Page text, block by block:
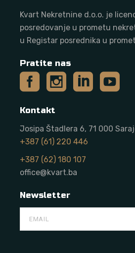
Kvart Nekretnine d.o.o. je
posredovanje u prometu
u Registar posrednika u
Pratite nas
Kontakt
Josipa Štadlera 6, 71 000
+387 (61) 220 446
+387 (62) 180 107
office@kvart.ba
Newsletter